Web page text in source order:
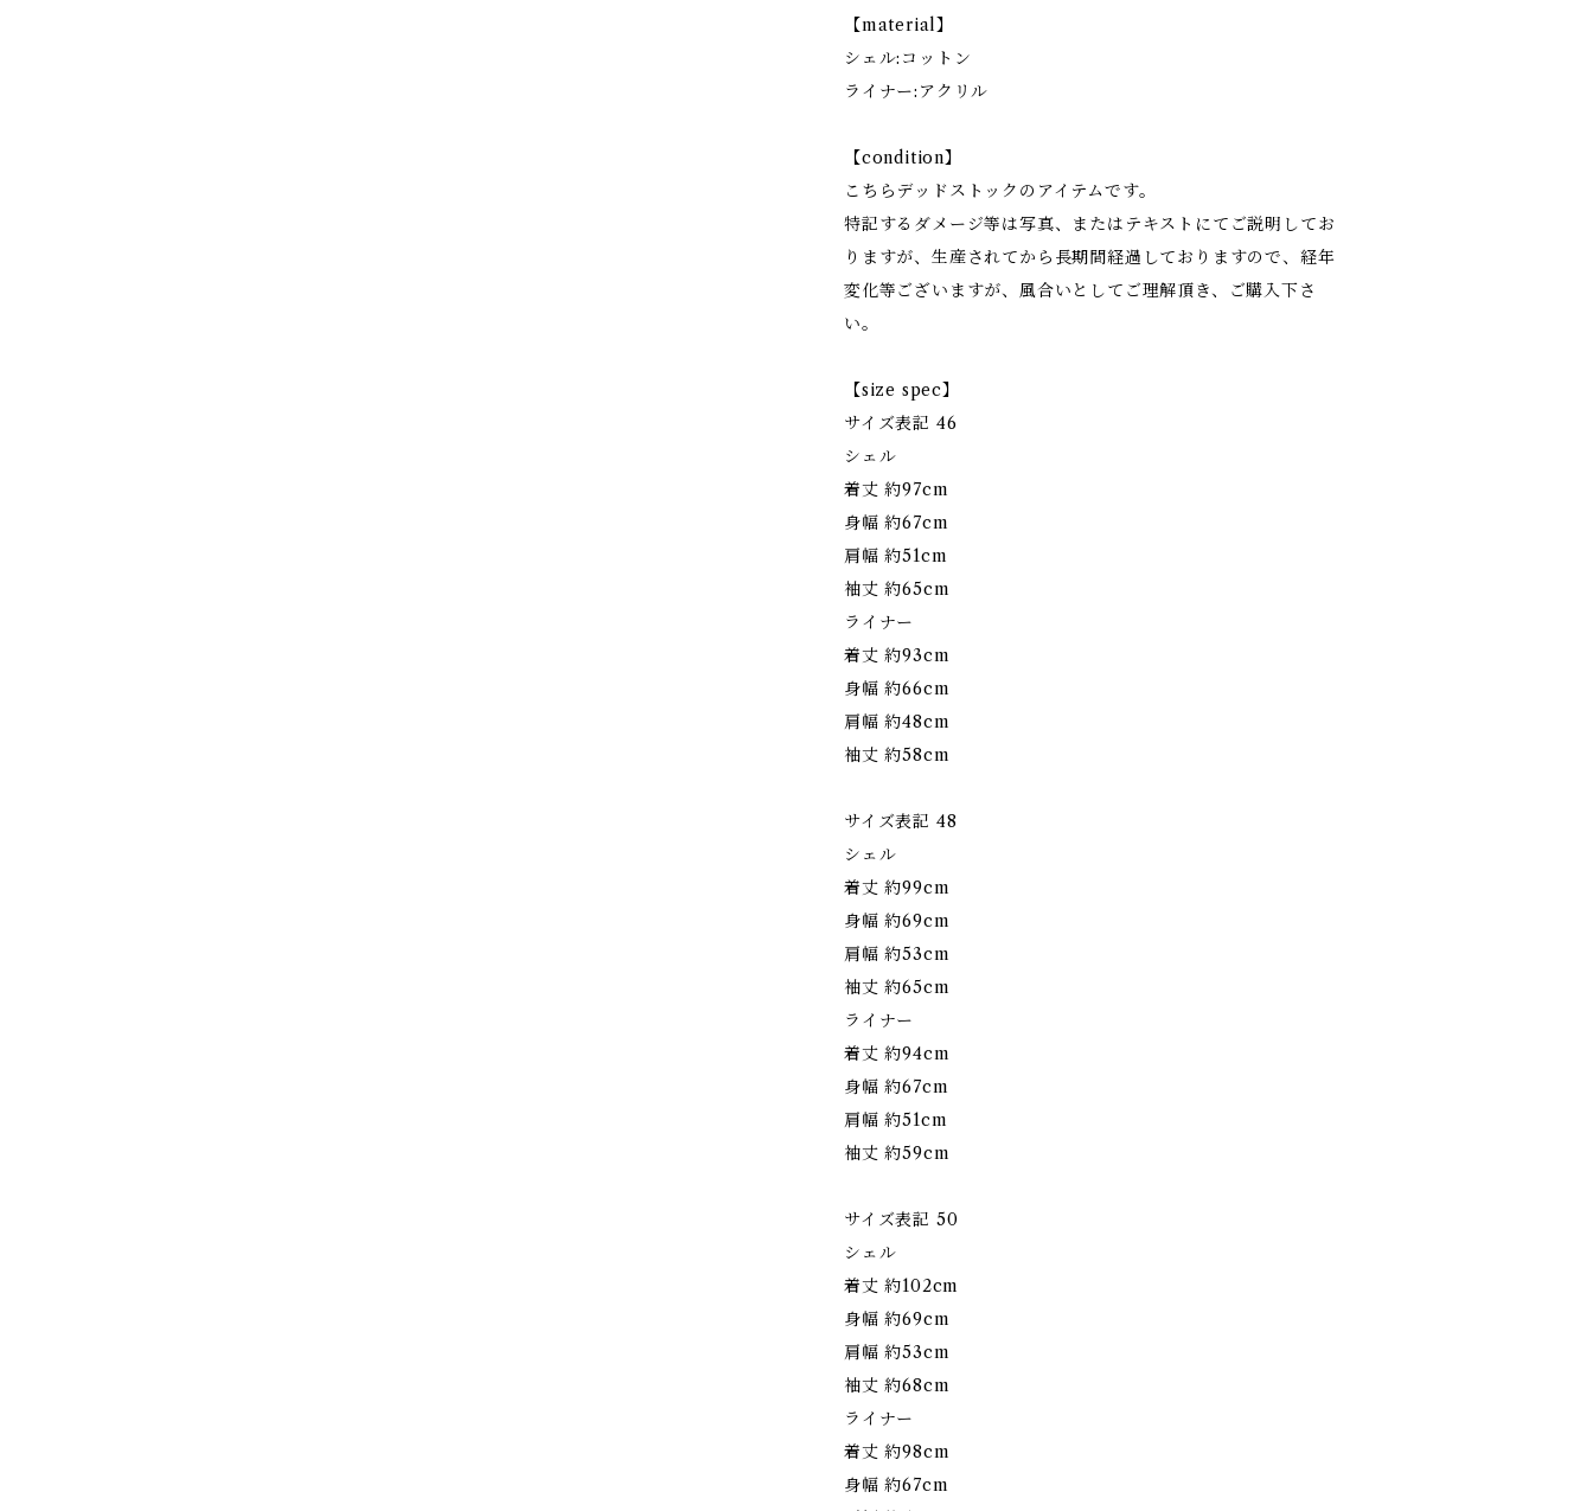
【material】
シェル:コットン
ライナー:アクリル
【condition】
こちらデッドストックのアイテムです。
特記するダメージ等は写真、またはテキストにてご説明してお
りますが、生産されてから長期間経過しておりますので、経年
変化等ございますが、風合いとしてご理解頂き、ご購入下さ
い。
【size spec】
サイズ表記 46
シェル
着丈 約97cm
身幅 約67cm
肩幅 約51cm
袖丈 約65cm
ライナー
着丈 約93cm
身幅 約66cm
肩幅 約48cm
袖丈 約58cm
サイズ表記 48
シェル
着丈 約99cm
身幅 約69cm
肩幅 約53cm
袖丈 約65cm
ライナー
着丈 約94cm
身幅 約67cm
肩幅 約51cm
袖丈 約59cm
サイズ表記 50
シェル
着丈 約102cm
身幅 約69cm
肩幅 約53cm
袖丈 約68cm
ライナー
着丈 約98cm
身幅 約67cm